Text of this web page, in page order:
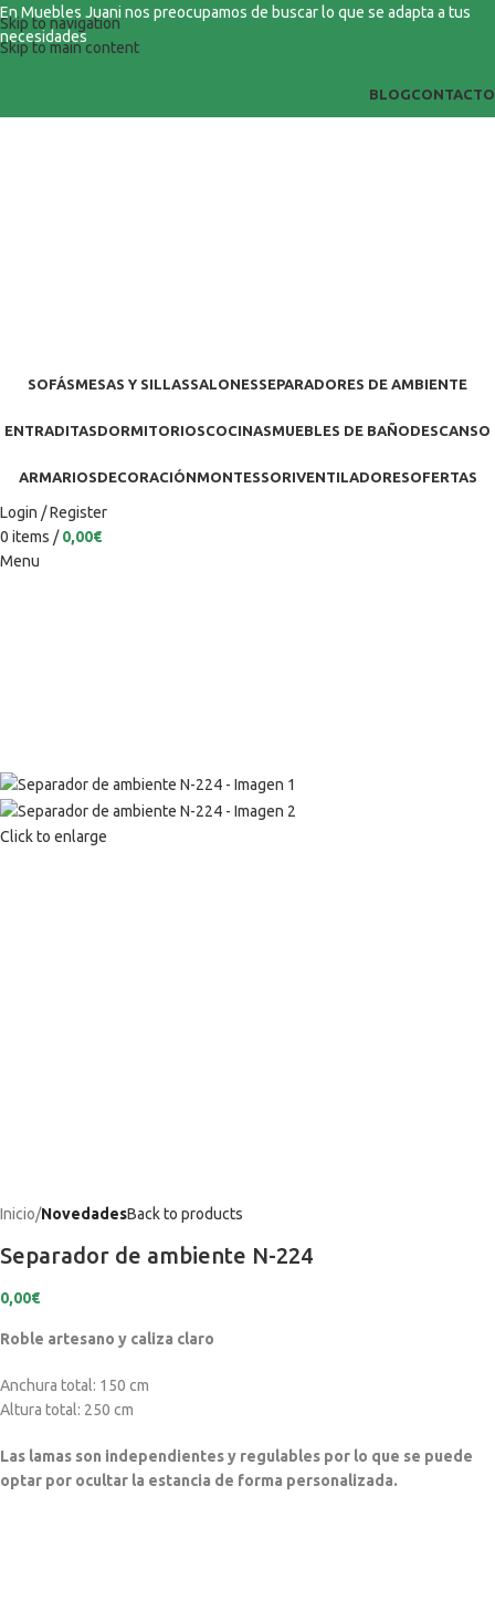
Skip to navigation
Skip to main content
En Muebles Juani nos preocupamos de buscar lo que se adapta a tus
necesidades
BLOGCONTACTO
SOFÁSMESAS Y SILLASSALONESSEPARADORES DE AMBIENTE
ENTRADITASDORMITORIOSCOCINASMUEBLES DE BAÑODESCANSO
ARMARIOSDECORACIÓNMONTESSORIVENTILADORESOFERTAS
Login / Register
0 items / 0,00€
Menu
Click to enlarge
Inicio NovedadesBack to products
Separador de ambiente N-224
0,00€
Roble artesano y caliza claro
Anchura total: 150 cm
Altura total: 250 cm
Las lamas son independientes y regulables por lo que se puede
optar por ocultar la estancia de forma personalizada.